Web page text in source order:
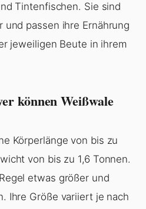
Tintenfischen. Sie sind
passen ihre Ernährung
jeweiligen Beute in ihrem
können Weißwale
Körperlänge von bis zu
von bis zu 1,6 Tonnen.
etwas größer und
Ihre Größe variiert je nach